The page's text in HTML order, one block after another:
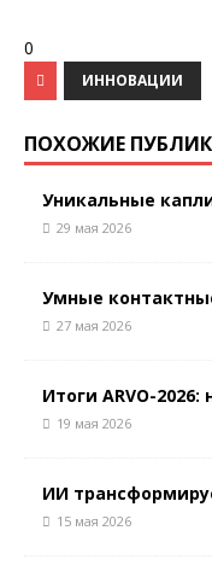
0
ИННОВАЦИИ
ПОХОЖИЕ
Уникальные
29 мая 2026
Умные
27 мая 2026
Итоги ARVO-
19 мая 2026
ИИ
15 мая 2026